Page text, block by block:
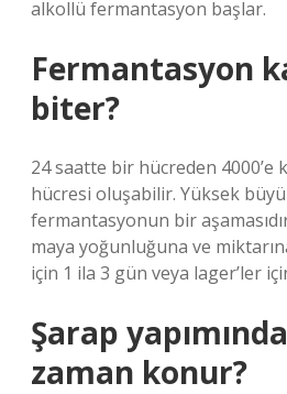
alkollü fermantasyon başlar.
Fermantasyon
biter?
24 saatte bir hücreden 4000’e
hücresi oluşabilir. Yüksek
fermantasyonun bir
maya yoğunluğuna ve
için 1 ila 3 gün veya lager’ler
Şarap
zaman konur?